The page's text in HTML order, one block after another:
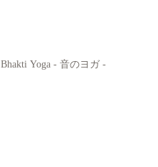
Bhakti Yoga - 音のヨガ -